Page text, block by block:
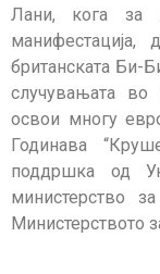
Лани, кога за
манифестација,
британската Би-
случувањата
освои многу
Годинава
поддршка од
министерство
Министерството